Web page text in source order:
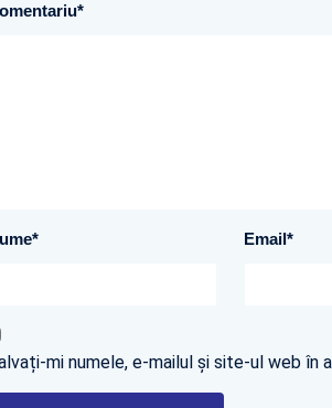
*
* Email*
mi numele, e-mailul și site-ul web